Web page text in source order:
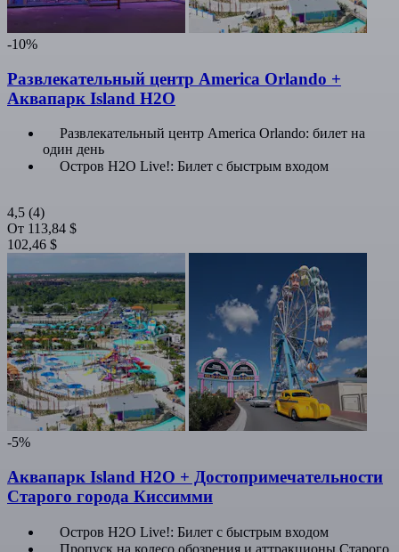
-10%
Развлекательный центр America Orlando +
Аквапарк Island H2O
Развлекательный центр America Orlando: билет на
один день
Остров H2O Live!: Билет с быстрым входом
4,5 (4)
От 113,84 $
102,46 $
-5%
Аквапарк Island H2O + Достопримечательности
Старого города Киссимми
Остров H2O Live!: Билет с быстрым входом
Пропуск на колесо обозрения и аттракционы Старого